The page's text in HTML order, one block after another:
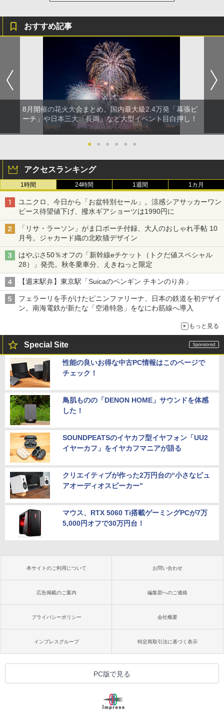
おすすめ記事
8月開催の花火大会まとめ。国内最大級2.4万発「幕張ビ
ーチ」や日本三大「長岡」など大型イベント目白押し！
● ● ● ● ● ●
アクセスランキング
1時間 24時間 1週間 1カ月
ユニクロ、今日から「お盆特別セール」。涼感シアサッカーワン
ピース待望値下げ、撥水ギアショーツは1990円に
「リサ・ラーソン」がま口ポーチ付録、大人のおしゃれ手帖 10
月号。ジャカード織の北欧猫デザイン
はやぶさ50％オフの「新幹線eチケット（トクだ値スペシャル
28）」発売。秋冬乗車分、えきねっと限定
【週末駅弁】東京駅「Suicaのペンギン チキンのり弁」
フェラーリを手がけたピニンファリーナ、日本の鉄道を初デザイ
ン。南海電鉄が新たな「空港特急」をなにわ筋線へ導入
もっと見る
Special Site
性能の良いお得な中古PC情報はこのページで
チェック！
鳥肌ものの「DENON HOME」サウンドを体感
した！
SOUNDPEATSのイヤカフ型イヤフォン「UU2
イヤーカフ」をイヤカフマニアが語る
クリエイティブが作った2万円台の“小さなピュ
アオーディオスピーカー”
マウス、RTX 5060 Ti搭載ゲーミングPCが7万
5,000円オフで30万円台！
本サイトのご利用について お問い合わせ
広告掲載のご案内 編集部へのご連絡
プライバシーポリシー 会社概要
インプレスグループ 特定商取引法に基づく表示
PC版で見る